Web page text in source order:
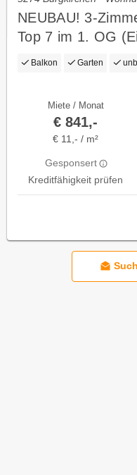
NEUBAU! 3-
Top 7 im 1. OG
Balkon Garten
Miete / Monat
€ 841,-
€ 11,- / m²
Gesponsert
Kreditfähigkeit prüfen